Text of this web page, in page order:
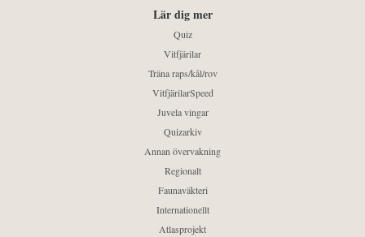
Lär dig mer
Quiz
Vitfjärilar
Träna raps/kål/rov
VitfjärilarSpeed
Juvela vingar
Quizarkiv
Annan övervakning
Regionalt
Faunaväkteri
Internationellt
Atlasprojekt